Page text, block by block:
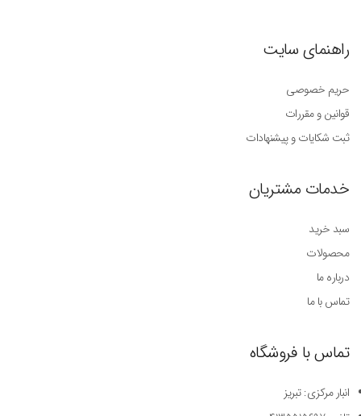
راهنمای سایت
حریم خصوصی
قوانین و مقررات
ثبت شکایات و پیشنهادات
خدمات مشتریان
سبد خرید
محصولات
درباره ما
تماس با ما
تماس با فروشگاه
انبار مرکزی: تبریز